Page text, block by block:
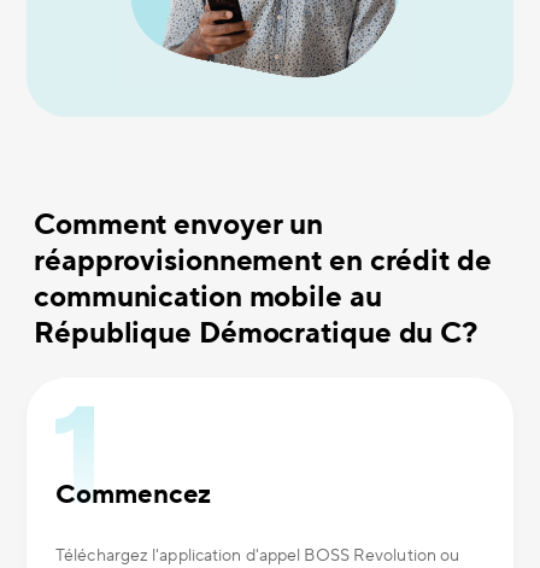
Comment envoyer un
réapprovisionnement en crédit de
communication mobile au
République Démocratique du C?
Commencez
Téléchargez l'application d'appel BOSS Revolution ou